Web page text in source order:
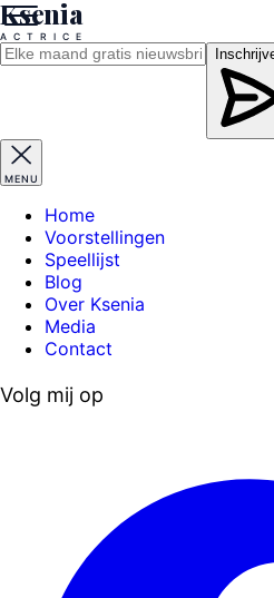
Ksenia
A C T R I C E
MENU
Home
Voorstellingen
Speellijst
Blog
Over Ksenia
Media
Contact
Volg mij op